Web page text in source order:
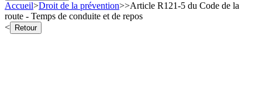
Accueil>Droit de la prévention>>Article R121-5 du Code de la
route - Temps de conduite et de repos
<
Retour